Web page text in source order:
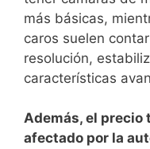
más básicas,
caros suelen
resolución,
‌características
Además, el precio
afectado por la